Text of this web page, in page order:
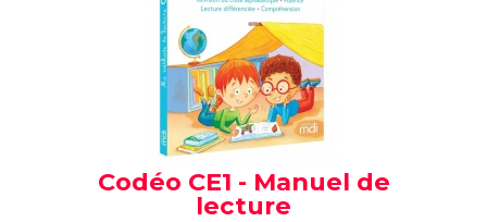
Codéo CE1 - Manuel de
lecture